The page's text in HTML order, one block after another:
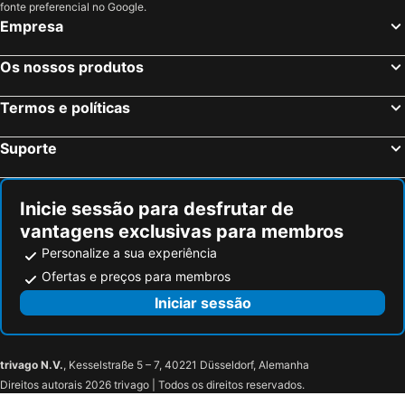
Jalhay, bed and breakfasts
Maasgouw, bed and breakfasts
Gulpen-Wittem, bed and breakfasts
Neerpelt, bed and breakfasts
Verviers, bed and breakfasts
Riemst, bed and breakfasts
Noorbeek, bed and breakfasts
Trooz, bed and breakfasts
fonte preferencial no Google.
Empresa
Os nossos produtos
Termos e políticas
Suporte
Inicie sessão para desfrutar de
vantagens exclusivas para membros
Personalize a sua experiência
Ofertas e preços para membros
Iniciar sessão
trivago N.V., Kesselstraße 5 – 7, 40221 Düsseldorf, Alemanha
Direitos autorais 2026 trivago | Todos os direitos reservados.